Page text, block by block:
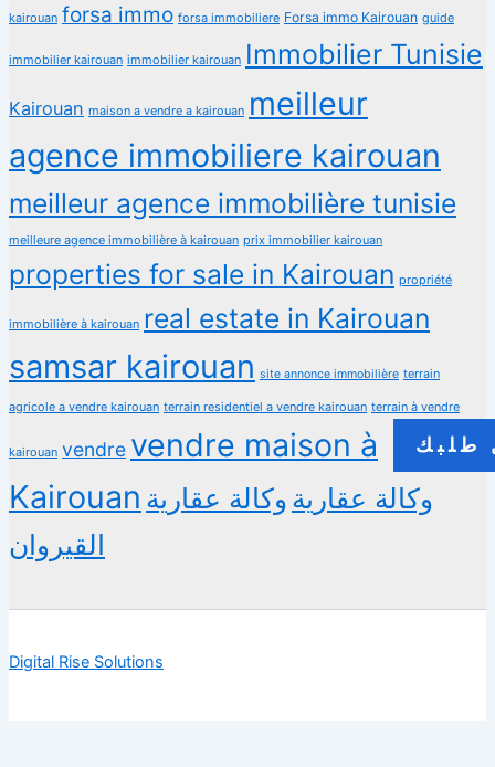
طلبك
kairouan forsa immo forsa immobiliere Forsa immo Kairouan guide
immobilier kairouan immobilier kairouan Immobilier Tunisie
Kairouan maison a vendre a kairouan meilleur
agence immobiliere kairouan
meilleur agence immobilière tunisie
meilleure agence immobilière à kairouan prix immobilier kairouan
properties for sale in Kairouan propriété
immobilière à kairouan real estate in Kairouan
samsar kairouan site annonce immobilière terrain
agricole a vendre kairouan terrain residentiel a vendre kairouan terrain à vendre
kairouan vendre vendre maison à
Kairouan
وكالة عقارية وكالة عقارية
القيروان
Digital Rise Solutions